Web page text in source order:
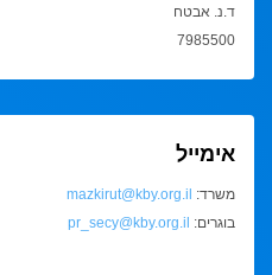
ד.נ. אבטח
7985500
אימייל
משרד: mazkirut@kby.org.il
בוגרים: pr_secy@kby.org.il